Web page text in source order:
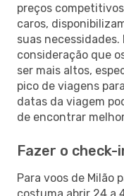
preços
caros,
suas
consideração que
ser mais altos,
pico de viagens
datas da viagem
de encontrar
Fazer o check-
Para voos de Milão